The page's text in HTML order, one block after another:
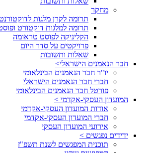
מחקר
תרומה לקרן מלגות
תרומה למלגות דוקטורט
הקליניקה לפוסט טראומה
פרויקטים על סדר היום
שאלות ותשובות
חבר הנאמנים הישראלי>
יו"ר חבר הנאמנים הבינלאומי
חברי חבר הנאמנים הישראלי
פורטל חבר הנאמנים הבינלאומי
המועדון העסקי-אקדמי >
אודות המועדון העסקי-אקדמי
חברי המועדון העסקי-אקדמי
אירועי המועדון העסקי
ידידים נפגשים >
תוכנית המפגשים לשנת תשפ"ז